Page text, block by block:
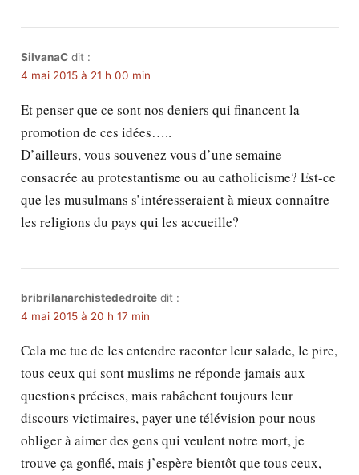
SilvanaC dit :
4 mai 2015 à 21 h 00 min
Et penser que ce sont nos deniers qui financent la
promotion de ces idées…..
D’ailleurs, vous souvenez vous d’une semaine
consacrée au protestantisme ou au catholicisme? Est-ce
que les musulmans s’intéresseraient à mieux connaître
les religions du pays qui les accueille?
bribrilanarchistededroite dit :
4 mai 2015 à 20 h 17 min
Cela me tue de les entendre raconter leur salade, le pire,
tous ceux qui sont muslims ne réponde jamais aux
questions précises, mais rabâchent toujours leur
discours victimaires, payer une télévision pour nous
obliger à aimer des gens qui veulent notre mort, je
trouve ça gonflé, mais j’espère bientôt que tous ceux,